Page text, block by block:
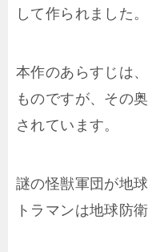
して作られました。
本作のあらすじは
ものですが、その
されています。
謎の怪獣軍団が地
トラマンは地球防